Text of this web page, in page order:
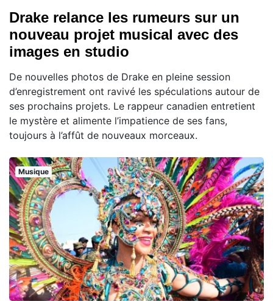
Drake relance les rumeurs sur un
nouveau projet musical avec des
images en studio
De nouvelles photos de Drake en pleine session
d’enregistrement ont ravivé les spéculations autour de
ses prochains projets. Le rappeur canadien entretient
le mystère et alimente l’impatience de ses fans,
toujours à l’affût de nouveaux morceaux.
Musique